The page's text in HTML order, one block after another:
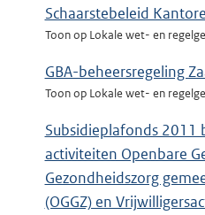
Schaarstebeleid
Toon op Lokale wet- en
GBA-beheersregeling
Toon op Lokale wet- en
Subsidieplafonds 2011
activiteiten Openbare
Gezondheidszorg
(OGGZ) en